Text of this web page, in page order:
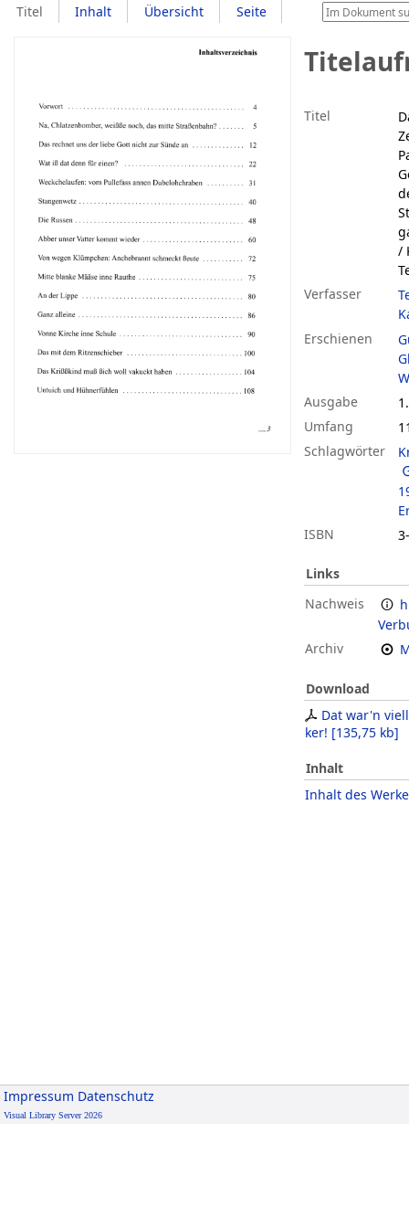
Titel Inhalt Übersicht Seite
Titel
/
Verfasser
Erschienen
Ausgabe
Umfang
Schlagwörter
ISBN
Links
Nachweis
Archiv
Download
Dat war'n
ker! [135,75 kb]
Inhalt
Inhalt des
Impressum Datenschutz
Visual Library Server 2026